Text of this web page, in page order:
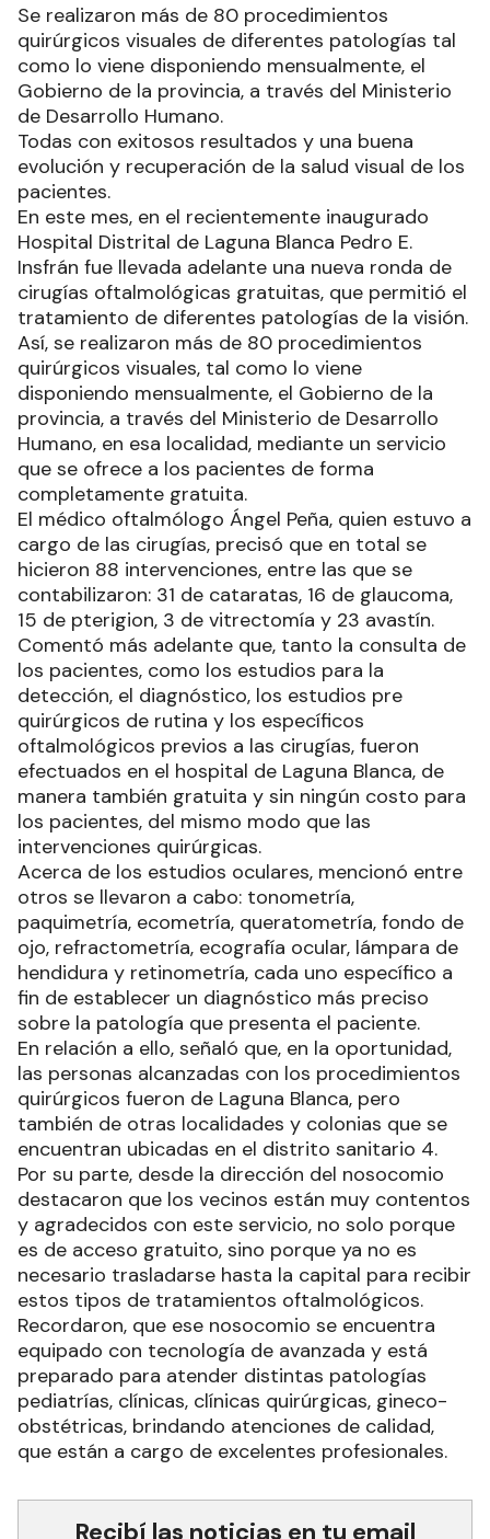
Se realizaron más de 80 procedimientos
quirúrgicos visuales de diferentes patologías tal
como lo viene disponiendo mensualmente, el
Gobierno de la provincia, a través del Ministerio
de Desarrollo Humano.
Todas con exitosos resultados y una buena
evolución y recuperación de la salud visual de los
pacientes.
En este mes, en el recientemente inaugurado
Hospital Distrital de Laguna Blanca Pedro E.
Insfrán fue llevada adelante una nueva ronda de
cirugías oftalmológicas gratuitas, que permitió el
tratamiento de diferentes patologías de la visión.
Así, se realizaron más de 80 procedimientos
quirúrgicos visuales, tal como lo viene
disponiendo mensualmente, el Gobierno de la
provincia, a través del Ministerio de Desarrollo
Humano, en esa localidad, mediante un servicio
que se ofrece a los pacientes de forma
completamente gratuita.
El médico oftalmólogo Ángel Peña, quien estuvo a
cargo de las cirugías, precisó que en total se
hicieron 88 intervenciones, entre las que se
contabilizaron: 31 de cataratas, 16 de glaucoma,
15 de pterigion, 3 de vitrectomía y 23 avastín.
Comentó más adelante que, tanto la consulta de
los pacientes, como los estudios para la
detección, el diagnóstico, los estudios pre
quirúrgicos de rutina y los específicos
oftalmológicos previos a las cirugías, fueron
efectuados en el hospital de Laguna Blanca, de
manera también gratuita y sin ningún costo para
los pacientes, del mismo modo que las
intervenciones quirúrgicas.
Acerca de los estudios oculares, mencionó entre
otros se llevaron a cabo: tonometría,
paquimetría, ecometría, queratometría, fondo de
ojo, refractometría, ecografía ocular, lámpara de
hendidura y retinometría, cada uno específico a
fin de establecer un diagnóstico más preciso
sobre la patología que presenta el paciente.
En relación a ello, señaló que, en la oportunidad,
las personas alcanzadas con los procedimientos
quirúrgicos fueron de Laguna Blanca, pero
también de otras localidades y colonias que se
encuentran ubicadas en el distrito sanitario 4.
Por su parte, desde la dirección del nosocomio
destacaron que los vecinos están muy contentos
y agradecidos con este servicio, no solo porque
es de acceso gratuito, sino porque ya no es
necesario trasladarse hasta la capital para recibir
estos tipos de tratamientos oftalmológicos.
Recordaron, que ese nosocomio se encuentra
equipado con tecnología de avanzada y está
preparado para atender distintas patologías
pediatrías, clínicas, clínicas quirúrgicas, gineco-
obstétricas, brindando atenciones de calidad,
que están a cargo de excelentes profesionales.
Recibí las noticias en tu email